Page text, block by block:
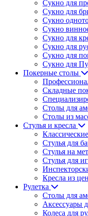
Сукно для
Сукно для
Сукно
Сукно
Сукно для
Сукно для
Сукно для
Сукно для
Покерные столы
Складные
Столы для
Столы из
Стулья и кресла
Стулья для
Стулья на
Стулья для
Кресла из
Рулетка
Столы для
Аксессуары
Колеса для